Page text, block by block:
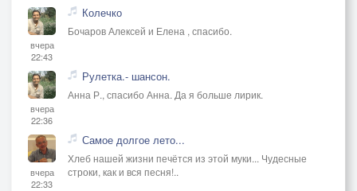
вчера
22:43
Колечко
Бочаров Алексей и Елена , спасибо.
вчера
22:36
Рулетка.- шансон.
Анна Р., спасибо Анна. Да я больше лирик.
вчера
22:33
Самое долгое лето...
Хлеб нашей жизни печётся из этой муки... Чудесные
строки, как и вся песня!..